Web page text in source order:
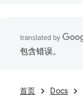
包含错误。
首页 Docs